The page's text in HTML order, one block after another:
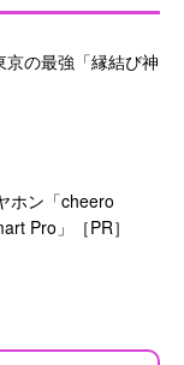
の最強「縁結び神
ホン「cheero
Pro」［PR］